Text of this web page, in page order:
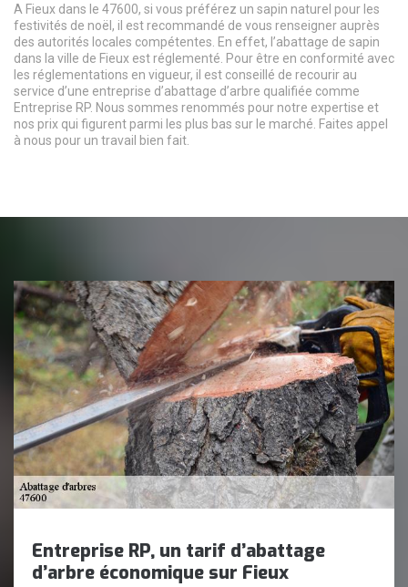
A Fieux dans le 47600, si vous préférez un sapin naturel pour les
festivités de noël, il est recommandé de vous renseigner auprès
des autorités locales compétentes. En effet, l’abattage de sapin
dans la ville de Fieux est réglementé. Pour être en conformité avec
les réglementations en vigueur, il est conseillé de recourir au
service d’une entreprise d’abattage d’arbre qualifiée comme
Entreprise RP. Nous sommes renommés pour notre expertise et
nos prix qui figurent parmi les plus bas sur le marché. Faites appel
à nous pour un travail bien fait.
Entreprise RP, un tarif d’abattage
d’arbre économique sur Fieux